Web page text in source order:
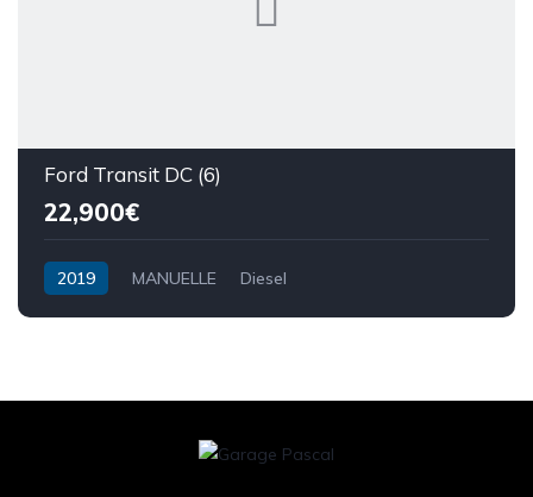
Ford Transit DC (6)
22,900€
2019 MANUELLE Diesel